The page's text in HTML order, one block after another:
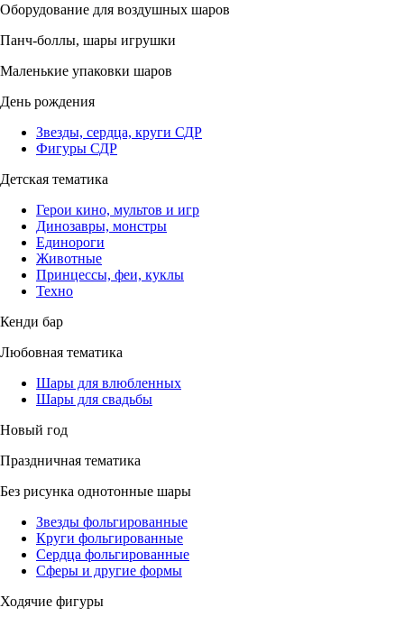
Оборудование для воздушных шаров
Панч-боллы, шары игрушки
Маленькие упаковки шаров
День рождения
Звезды, сердца, круги СДР
Фигуры СДР
Детская тематика
Герои кино, мультов и игр
Динозавры, монстры
Единороги
Животные
Принцессы, феи, куклы
Техно
Кенди бар
Любовная тематика
Шары для влюбленных
Шары для свадьбы
Новый год
Праздничная тематика
Без рисунка однотонные шары
Звезды фольгированные
Круги фольгированные
Сердца фольгированные
Сферы и другие формы
Ходячие фигуры